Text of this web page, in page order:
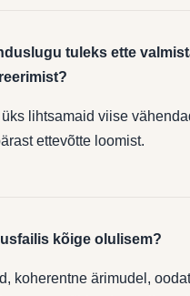
tuleks ette
lihtsamaid viise
ettevõtte loomist.
kõige olulisem?
koherentne ärimudel,